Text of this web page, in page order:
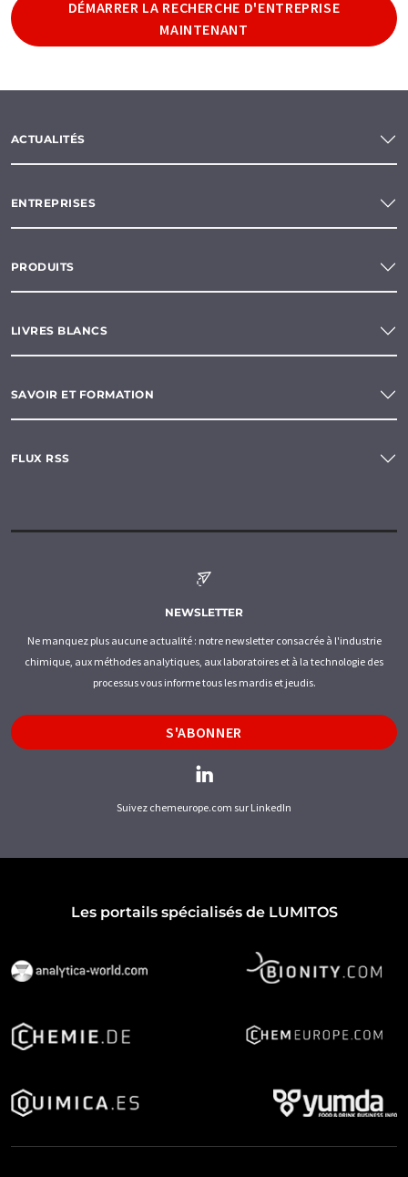
DÉMARRER LA RECHERCHE D'ENTREPRISE
MAINTENANT
ACTUALITÉS
ENTREPRISES
PRODUITS
LIVRES BLANCS
SAVOIR ET FORMATION
FLUX RSS
NEWSLETTER
Ne manquez plus aucune actualité : notre newsletter consacrée à l'industrie
chimique, aux méthodes analytiques, aux laboratoires et à la technologie des
processus vous informe tous les mardis et jeudis.
S'ABONNER
Suivez chemeurope.com sur LinkedIn
Les portails spécialisés de LUMITOS